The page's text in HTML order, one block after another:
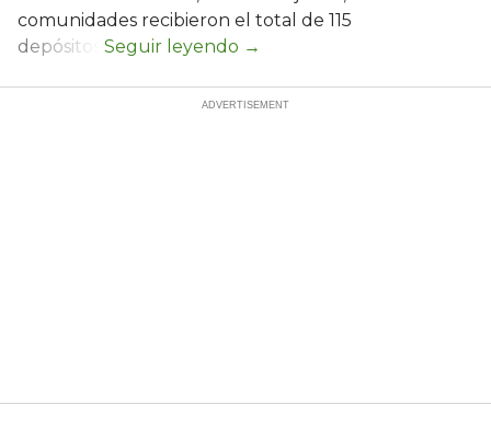
comunidades recibieron el total de 115
depósitos.